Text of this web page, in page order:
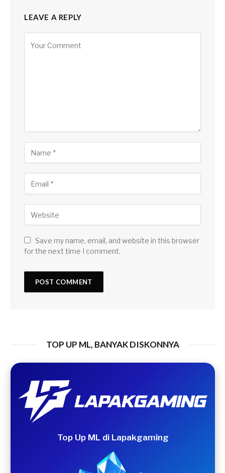
LEAVE A REPLY
Save my name, email, and website in this browser
for the next time I comment.
TOP UP ML, BANYAK DISKONNYA
Top Up ML di Lapakgaming